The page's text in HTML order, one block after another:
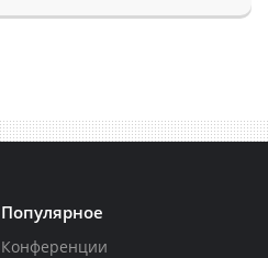
Популярное
Конференции